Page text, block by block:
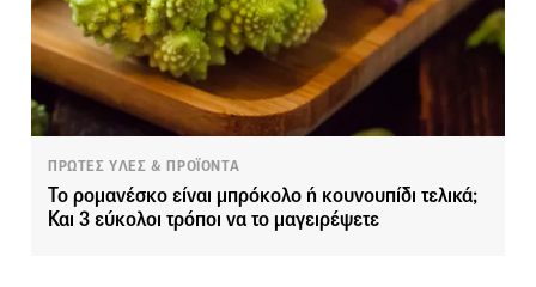
ΠΡΩΤΕΣ ΥΛΕΣ & ΠΡΟΪΟΝΤΑ
Το ρομανέσκο είναι μπρόκολο ή κουνουπίδι τελικά;
Και 3 εύκολοι τρόποι να το μαγειρέψετε